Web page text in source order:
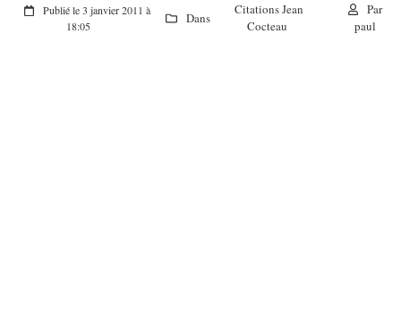
Publié le 3 janvier 2011 à
18:05
Dans
Citations Jean
Cocteau
Par
paul